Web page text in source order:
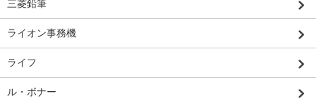
三菱鉛筆
ライオン事務機
ライフ
ル・ボナー